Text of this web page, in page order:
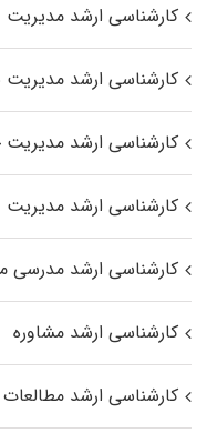
کارشناسی ارشد مدیریت
کارشناسی ارشد مدیریت
کارشناسی ارشد مدیریت
کارشناسی ارشد مدیریت
کارشناسی ارشد مدرسی
کارشناسی ارشد مشاوره
کارشناسی ارشد